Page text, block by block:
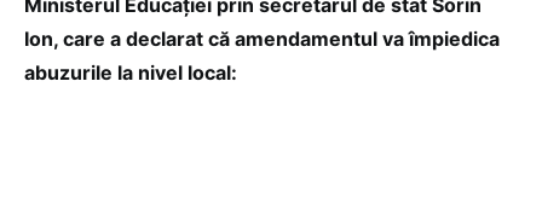
Ion, care a declarat că amendamentul va împiedica
abuzurile la nivel local: